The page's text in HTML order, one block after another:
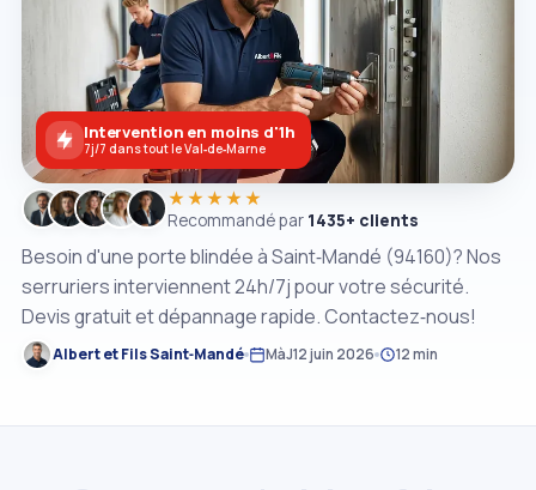
Besoin d'une porte blindée à Saint‑Mandé (94160)? Nos
serruriers interviennent 24h/7j pour votre sécurité.
Devis gratuit et dépannage rapide. Contactez‑nous!
Albert et Fils Saint‑Mandé MàJ12 juin 2026 12 min
★★★★★
Recommandé par 1435+ clients
Intervention en moins d'1h
7j/7 dans tout le Val‑de‑Marne